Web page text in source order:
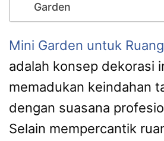
Garden
Mini Garden untuk
adalah konsep dekorasi
memadukan keindahan
dengan suasana
Selain mempercantik